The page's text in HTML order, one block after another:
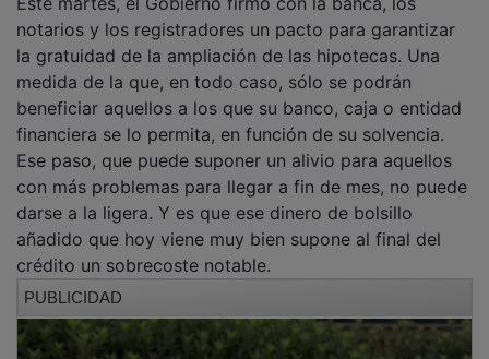
notarios y los registradores un pacto para garantizar
la gratuidad de la ampliación de las hipotecas. Una
medida de la que, en todo caso, sólo se podrán
beneficiar aquellos a los que su banco, caja o entidad
financiera se lo permita, en función de su solvencia.
Ese paso, que puede suponer un alivio para aquellos
con más problemas para llegar a fin de mes, no puede
darse a la ligera. Y es que ese dinero de bolsillo
añadido que hoy viene muy bien supone al final del
crédito un sobrecoste notable.